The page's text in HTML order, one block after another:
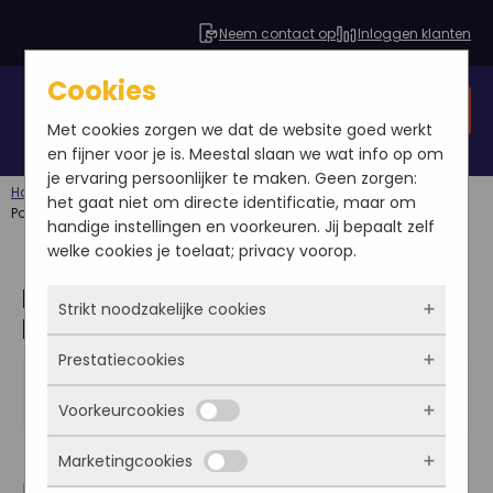
Neem contact op Inloggen klanten
Home
Linkbuilding
Potentiële linkpartners: Hoe het beste te benaderen
Potentiële linkpartners: Hoe het
beste te benaderen
Linkbuilding
Cookies
Met cookies zorgen we dat de website goed werkt
en fijner voor je is. Meestal slaan we wat info op om
je ervaring persoonlijker te maken. Geen zorgen:
het gaat niet om directe identificatie, maar om
handige instellingen en voorkeuren. Jij bepaalt zelf
welke cookies je toelaat; privacy voorop.
Strikt noodzakelijke cookies
Deze cookies zorgen ervoor dat de website
überhaupt werkt. Ze zijn dus altijd actief en
kunnen niet worden uitgezet. Meestal worden
ze alleen geplaatst als jij iets doet, zoals
inloggen, een formulier invullen of je
Prestatiecookies
Met deze cookies zien we hoe vaak onze site
bezocht wordt, waar bezoekers vandaan
komen en welke pagina’s populair zijn. Zo
Voorkeurcookies
Deze cookies onthouden jouw voorkeuren.
Marketingcookies